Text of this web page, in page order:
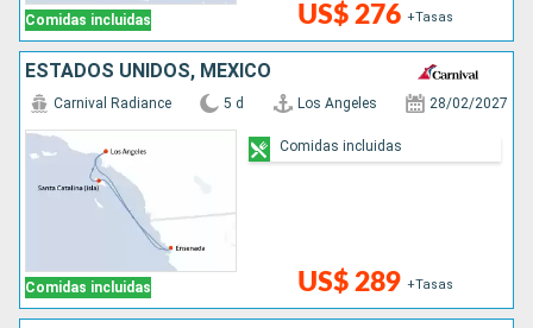
Comidas incluidas US$ 276 +Tasas
ESTADOS UNIDOS, MÉXICO
Comidas incluidas
Carnival Radiance 5 d Los Angeles 28/02/2027
US$ 289 +Tasas
Comidas incluidas